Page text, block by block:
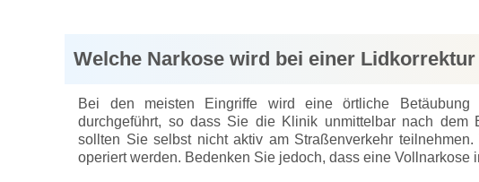
Welche Narkose wird bei einer
Bei den meisten Eingriffe wird eine örtliche
durchgeführt, so dass Sie die Klinik unmittelbar nach dem
sollten Sie selbst nicht aktiv am Straßenverkehr
operiert werden. Bedenken Sie jedoch, dass eine Vollnarkose